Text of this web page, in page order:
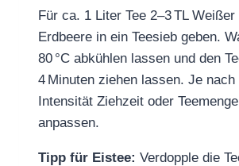
Für ca. 1 Liter Tee 2–3 TL Weißer
Erdbeere in ein Teesieb geben.
80 °C abkühlen lassen und den
4 Minuten ziehen lassen. Je
Intensität Ziehzeit oder
anpassen.
Tipp für Eistee: Verdopple die